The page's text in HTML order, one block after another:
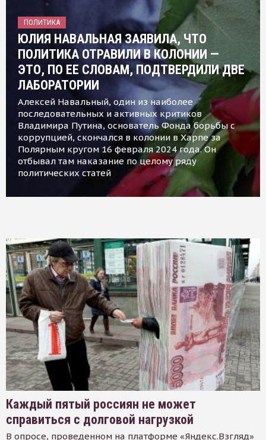
ПОЛИТИКА
ЮЛИЯ НАВАЛЬНАЯ ЗАЯВИЛА, ЧТО
ПОЛИТИКА ОТРАВИЛИ В КОЛОНИИ —
ЭТО, ПО ЕЕ СЛОВАМ, ПОДТВЕРДИЛИ ДВЕ
ЛАБОРАТОРИИ
Алексей Навальный, один из наиболее
последовательных и активных критиков
Владимира Путина, основатель Фонда борьбы с
коррупцией, скончался в колонии в Харпе за
Полярным кругом 16 февраля 2024 года. Он
отбывал там наказание по целому ряду
политических статей
Каждый пятый россиян не может
справиться с долговой нагрузкой
В опросе, проведенном на платформе «Яндекс.Взгляд»